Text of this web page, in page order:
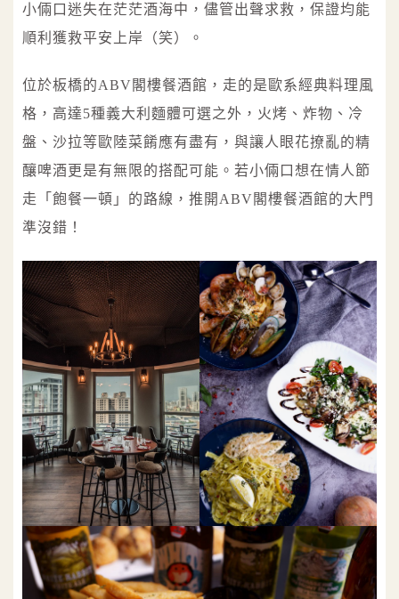
小倆口迷失在茫茫酒海中，儘管出聲求救，保證均能
順利獲救平安上岸（笑）。
位於板橋的ABV閣樓餐酒館，走的是歐系經典料理風
格，高達5種義大利麵體可選之外，火烤、炸物、冷
盤、沙拉等歐陸菜餚應有盡有，與讓人眼花撩亂的精
釀啤酒更是有無限的搭配可能。若小倆口想在情人節
走「飽餐一頓」的路線，推開ABV閣樓餐酒館的大門
準沒錯！